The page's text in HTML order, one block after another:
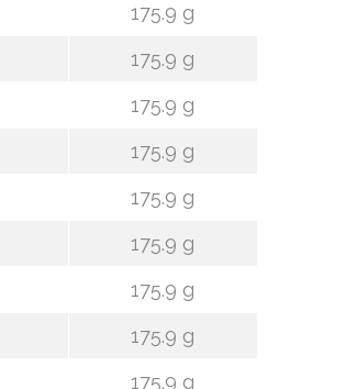
175.9 g
175.9 g
175.9 g
175.9 g
175.9 g
175.9 g
175.9 g
175.9 g
175.9 g